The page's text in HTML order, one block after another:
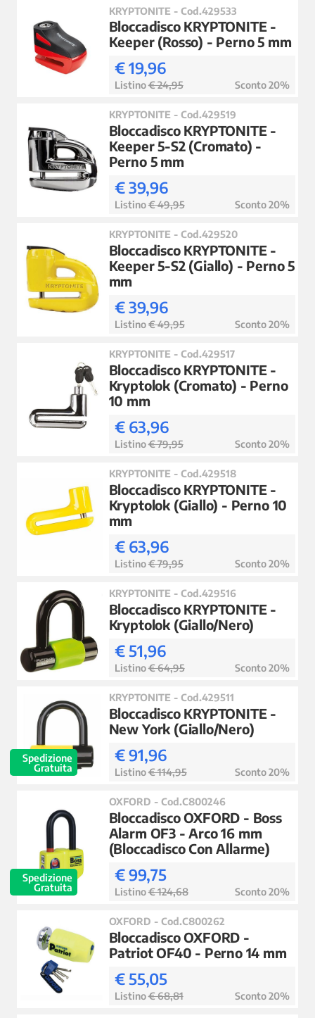
KRYPTONITE - Cod.429533
Bloccadisco KRYPTONITE -
Keeper (Rosso) - Perno 5 mm
€ 19,96
Listino€ 24,95 Sconto 20%
KRYPTONITE - Cod.429519
Bloccadisco KRYPTONITE -
Keeper 5-S2 (Cromato) -
Perno 5 mm
€ 39,96
Listino€ 49,95 Sconto 20%
KRYPTONITE - Cod.429520
Bloccadisco KRYPTONITE -
Keeper 5-S2 (Giallo) - Perno 5
mm
€ 39,96
Listino€ 49,95 Sconto 20%
KRYPTONITE - Cod.429517
Bloccadisco KRYPTONITE -
Kryptolok (Cromato) - Perno
10 mm
€ 63,96
Listino€ 79,95 Sconto 20%
KRYPTONITE - Cod.429518
Bloccadisco KRYPTONITE -
Kryptolok (Giallo) - Perno 10
mm
€ 63,96
Listino€ 79,95 Sconto 20%
KRYPTONITE - Cod.429516
Bloccadisco KRYPTONITE -
Kryptolok (Giallo/Nero)
€ 51,96
Listino€ 64,95 Sconto 20%
Spedizione
Gratuita
KRYPTONITE - Cod.429511
Bloccadisco KRYPTONITE -
New York (Giallo/Nero)
€ 91,96
Listino€ 114,95 Sconto 20%
Spedizione
Gratuita
OXFORD - Cod.C800246
Bloccadisco OXFORD - Boss
Alarm OF3 - Arco 16 mm
(Bloccadisco Con Allarme)
€ 99,75
Listino€ 124,68 Sconto 20%
OXFORD - Cod.C800262
Bloccadisco OXFORD -
Patriot OF40 - Perno 14 mm
€ 55,05
Listino€ 68,81 Sconto 20%